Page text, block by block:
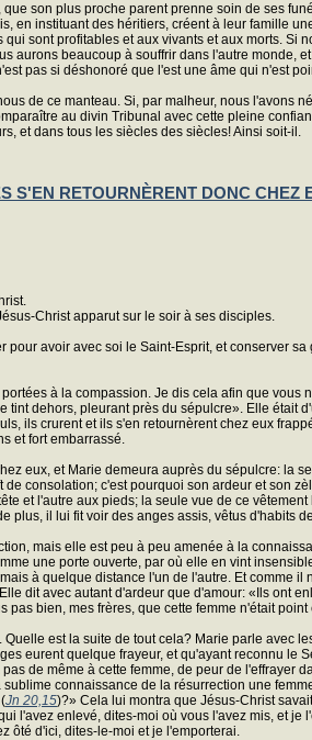
son plus proche parent prenne soin de ses
en instituant des héritiers, créent à leur famille
sont profitables et aux vivants et aux morts.
aurons beaucoup à souffrir dans l'autre monde,
pas si déshonoré que l'est une âme qui n'est
de ce manteau. Si, par malheur, nous l'avons
au divin Tribunal avec cette pleine
et dans tous les siècles des siècles! Ainsi soit-il.
S'EN RETOURNÈRENT DONC
Christ apparut sur le soir à ses disciples.
avoir avec soi le Saint-Esprit, et conserver
à la compassion. Je dis cela afin que
tint dehors, pleurant près du sépulcre». Elle
ils crurent et ils s'en retournèrent chez eux
et fort embarrassé.
eux, et Marie demeura auprès du sépulcre: la
consolation; c'est pourquoi son ardeur et son
et l'autre aux pieds; la seule vue de ce
plus, il lui fit voir des anges assis, vêtus d'habits
mais elle est peu à peu amenée à la
une porte ouverte, par où elle en vint
à quelque distance l'un de l'autre. Et comme
dit avec autant d'ardeur que d'amour: «Ils ont
pas bien, mes frères, que cette femme n'était
Quelle est la suite de tout cela? Marie parle avec
eurent quelque frayeur, et qu'ayant reconnu
de même à cette femme, de peur de l'effrayer
connaissance de la résurrection une
Jn 20,15)?» Cela lui montra que Jésus-Christ
l'avez enlevé, dites-moi où vous l'avez mis, et
ôté d'ici, dites-le-moi et je l'emporterai.